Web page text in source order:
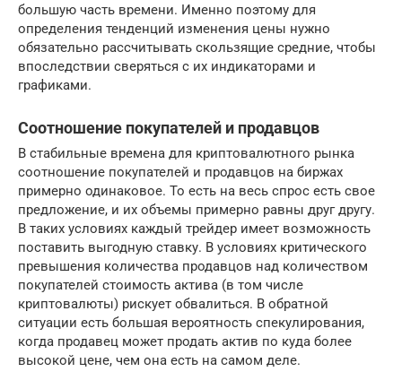
большую часть времени. Именно поэтому для
определения тенденций изменения цены нужно
обязательно рассчитывать скользящие средние, чтобы
впоследствии сверяться с их индикаторами и
графиками.
Соотношение покупателей и продавцов
В стабильные времена для криптовалютного рынка
соотношение покупателей и продавцов на биржах
примерно одинаковое. То есть на весь спрос есть свое
предложение, и их объемы примерно равны друг другу.
В таких условиях каждый трейдер имеет возможность
поставить выгодную ставку. В условиях критического
превышения количества продавцов над количеством
покупателей стоимость актива (в том числе
криптовалюты) рискует обвалиться. В обратной
ситуации есть большая вероятность спекулирования,
когда продавец может продать актив по куда более
высокой цене, чем она есть на самом деле.